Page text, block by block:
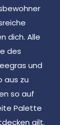
dich. Alle
des
und
aus zu
so auf
Palette
gilt.